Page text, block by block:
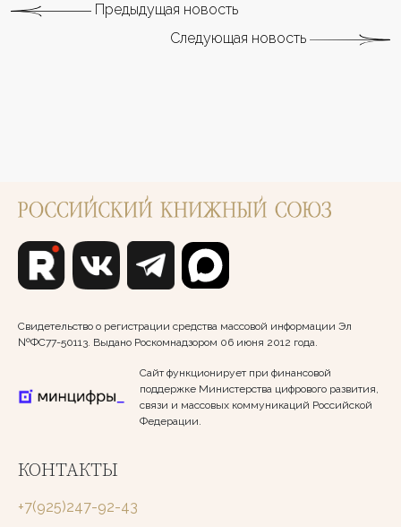
Предыдущая новость
Следующая новость
Свидетельство о регистрации средства массовой информации Эл
№ФС77-50113. Выдано Роскомнадзором 06 июня 2012 года.
Сайт функционирует при финансовой
поддержке Министерства цифрового развития,
связи и массовых коммуникаций Российской
Федерации.
КОНТАКТЫ
+7(925)247-92-43